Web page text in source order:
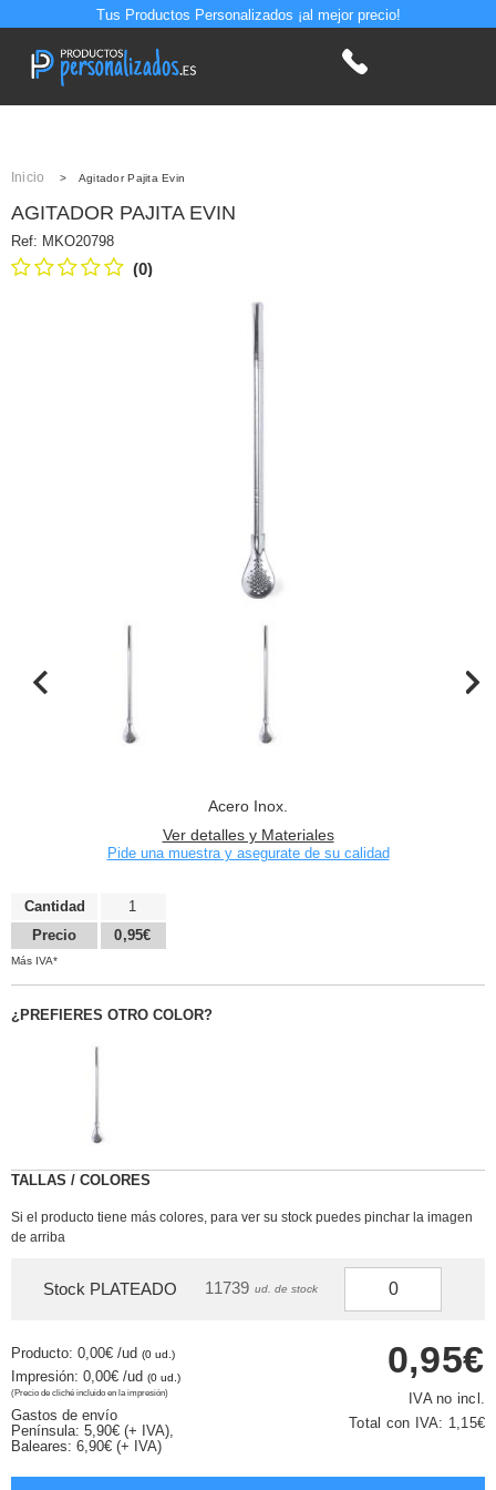
Tus Productos Personalizados ¡al mejor precio!
Inicio > Agitador Pajita Evin
AGITADOR PAJITA EVIN
Ref: MKO20798
(0)
Acero Inox.
Ver detalles y Materiales
Pide una muestra y asegurate de su calidad
Cantidad
Precio
1
0,95€
Más IVA*
¿PREFIERES OTRO COLOR?
TALLAS / COLORES
Si el producto tiene más colores, para ver su stock puedes pinchar la imagen
de arriba
Stock PLATEADO 11739 ud. de stock
Producto: 0,00€ /ud (0 ud.)
Impresión: 0,00€ /ud (0 ud.)
(Precio de cliché incluido en la impresión)
Gastos de envío
Península: 5,90€ (+ IVA),
Baleares: 6,90€ (+ IVA)
0,95€
IVA no incl.
Total con IVA: 1,15€